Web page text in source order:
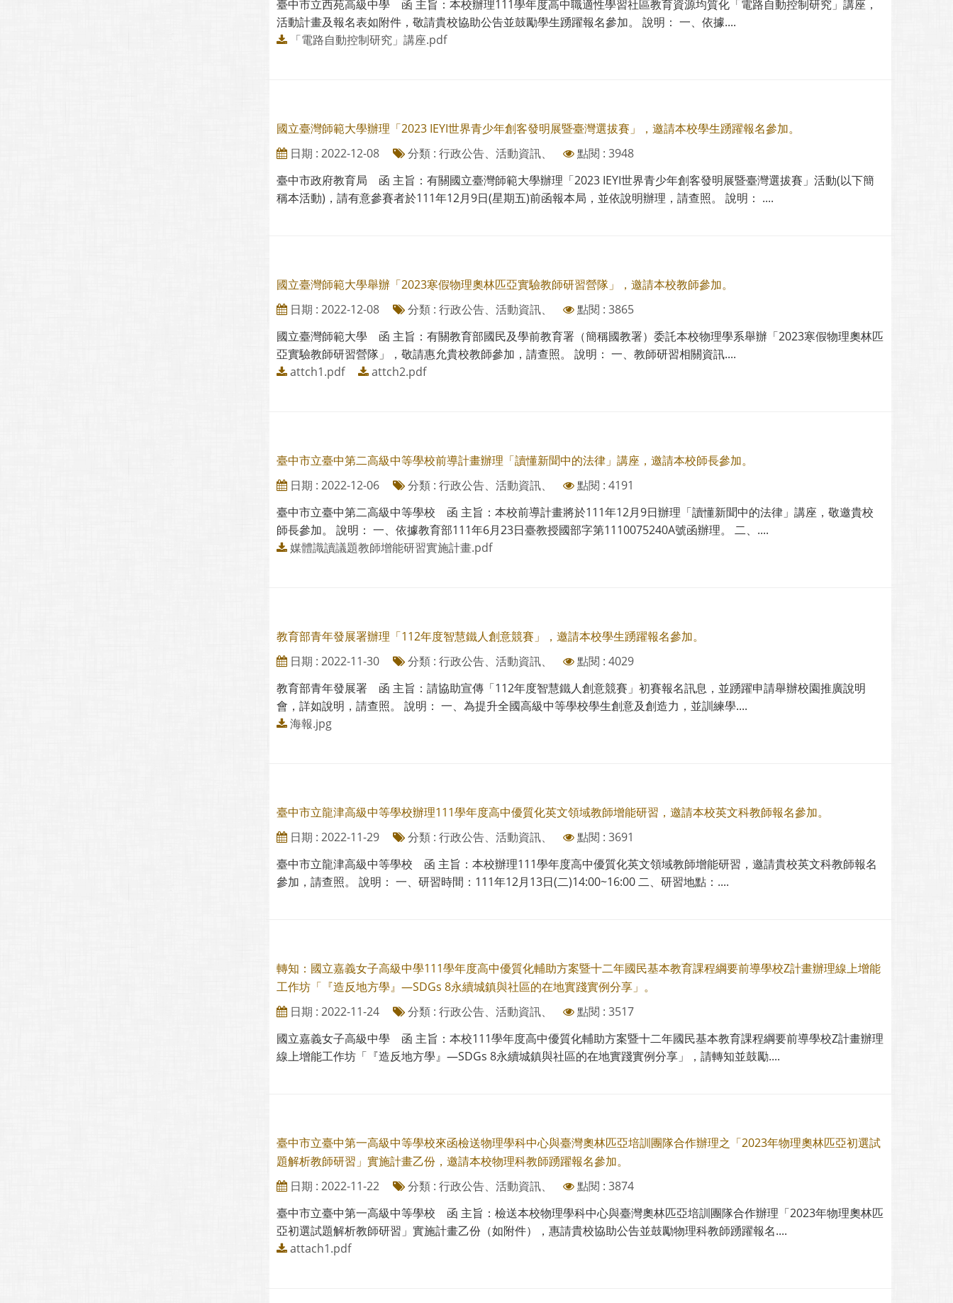
臺中市立西苑高級中學 函 主旨：本校辦理111學年度高中職適性學習社區教育資源均質化「電路自動控制研究」講座，
活動計畫及報名表如附件，敬請貴校協助公告並鼓勵學生踴躍報名參加。 說明： 一、依據....
「電路自動控制研究」講座.pdf
國立臺灣師範大學辦理「2023 IEYI世界青少年創客發明展暨臺灣選拔賽」，邀請本校學生踴躍報名參加。
日期 : 2022-12-08
分類 : 行政公告、活動資訊、
點閱 : 3948
臺中市政府教育局 函 主旨：有關國立臺灣師範大學辦理「2023 IEYI世界青少年創客發明展暨臺灣選拔賽」活動(以下簡
稱本活動)，請有意參賽者於111年12月9日(星期五)前函報本局，並依說明辦理，請查照。 說明： ....
國立臺灣師範大學舉辦「2023寒假物理奧林匹亞實驗教師研習營隊」，邀請本校教師參加。
日期 : 2022-12-08
分類 : 行政公告、活動資訊、
點閱 : 3865
國立臺灣師範大學 函 主旨：有關教育部國民及學前教育署（簡稱國教署）委託本校物理學系舉辦「2023寒假物理奧林匹
亞實驗教師研習營隊」，敬請惠允貴校教師參加，請查照。 說明： 一、教師研習相關資訊....
attch1.pdf
attch2.pdf
臺中市立臺中第二高級中等學校前導計畫辦理「讀懂新聞中的法律」講座，邀請本校師長參加。
日期 : 2022-12-06
分類 : 行政公告、活動資訊、
點閱 : 4191
臺中市立臺中第二高級中等學校 函 主旨：本校前導計畫將於111年12月9日辦理「讀懂新聞中的法律」講座，敬邀貴校
師長參加。 說明： 一、依據教育部111年6月23日臺教授國部字第1110075240A號函辦理。 二、....
媒體識讀議題教師增能研習實施計畫.pdf
教育部青年發展署辦理「112年度智慧鐵人創意競賽」，邀請本校學生踴躍報名參加。
日期 : 2022-11-30
分類 : 行政公告、活動資訊、
點閱 : 4029
教育部青年發展署 函 主旨：請協助宣傳「112年度智慧鐵人創意競賽」初賽報名訊息，並踴躍申請舉辦校園推廣說明
會，詳如說明，請查照。 說明： 一、為提升全國高級中等學校學生創意及創造力，並訓練學....
海報.jpg
臺中市立龍津高級中等學校辦理111學年度高中優質化英文領域教師增能研習，邀請本校英文科教師報名參加。
日期 : 2022-11-29
分類 : 行政公告、活動資訊、
點閱 : 3691
臺中市立龍津高級中等學校 函 主旨：本校辦理111學年度高中優質化英文領域教師增能研習，邀請貴校英文科教師報名
參加，請查照。 說明： 一、研習時間：111年12月13日(二)14:00~16:00 二、研習地點：....
轉知：國立嘉義女子高級中學111學年度高中優質化輔助方案暨十二年國民基本教育課程綱要前導學校Z計畫辦理線上增能
工作坊「『造反地方學』—SDGs 8永續城鎮與社區的在地實踐實例分享」。
日期 : 2022-11-24
分類 : 行政公告、活動資訊、
點閱 : 3517
國立嘉義女子高級中學 函 主旨：本校111學年度高中優質化輔助方案暨十二年國民基本教育課程綱要前導學校Z計畫辦理
線上增能工作坊「『造反地方學』—SDGs 8永續城鎮與社區的在地實踐實例分享」，請轉知並鼓勵....
臺中市立臺中第一高級中等學校來函檢送物理學科中心與臺灣奧林匹亞培訓團隊合作辦理之「2023年物理奧林匹亞初選試
題解析教師研習」實施計畫乙份，邀請本校物理科教師踴躍報名參加。
日期 : 2022-11-22
分類 : 行政公告、活動資訊、
點閱 : 3874
臺中市立臺中第一高級中等學校 函 主旨：檢送本校物理學科中心與臺灣奧林匹亞培訓團隊合作辦理「2023年物理奧林匹
亞初選試題解析教師研習」實施計畫乙份（如附件），惠請貴校協助公告並鼓勵物理科教師踴躍報名....
attach1.pdf